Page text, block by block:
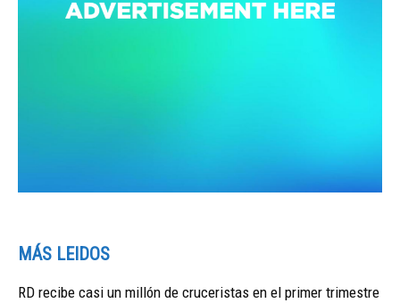
MÁS LEIDOS
RD recibe casi un millón de cruceristas en el primer trimestre